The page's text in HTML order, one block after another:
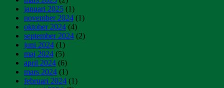
januari 2025 (1)
november 2024 (1)
oktober 2024 (4)
september 2024 (2)
juni 2024 (1)
maj 2024 (5)
april 2024 (6)
mars 2024 (1)
februari 2024 (1)